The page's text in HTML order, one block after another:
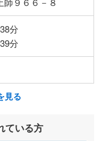
分
分
見る
ている方